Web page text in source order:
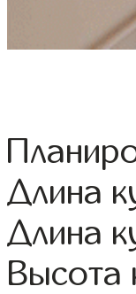
Длина
Длина
Высота